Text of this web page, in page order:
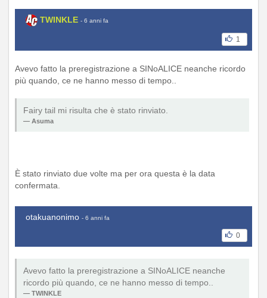
TWINKLE - 6 anni fa
1
Avevo fatto la preregistrazione a SINoALICE neanche ricordo
più quando, ce ne hanno messo di tempo..
Fairy tail mi risulta che è stato rinviato.
Asuma
È stato rinviato due volte ma per ora questa è la data
confermata.
otakuanonimo - 6 anni fa
0
Avevo fatto la preregistrazione a SINoALICE neanche
ricordo più quando, ce ne hanno messo di tempo..
TWINKLE